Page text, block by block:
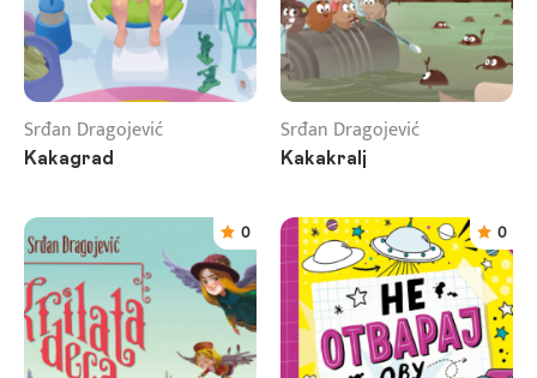
Srđan Dragojević
Kakagrad
Srđan Dragojević
Kakakralj
0 0